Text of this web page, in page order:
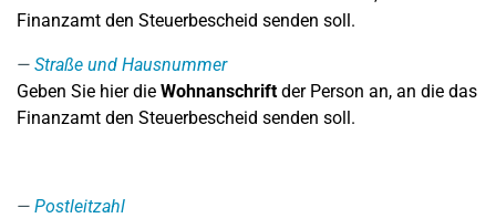
Finanzamt den Steuerbescheid senden soll.
Straße und Hausnummer
Geben Sie hier die Wohnanschriftder Person an, an die das
Finanzamt den Steuerbescheid senden soll.
Postleitzahl